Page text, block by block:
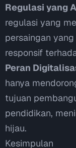
Regulasi yang
regulasi yang
persaingan
responsif
Peran
hanya
tujuan
pendidikan,
hijau.
Kesimpulan